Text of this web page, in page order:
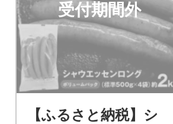
受付期間外
【ふるさと納税】シ